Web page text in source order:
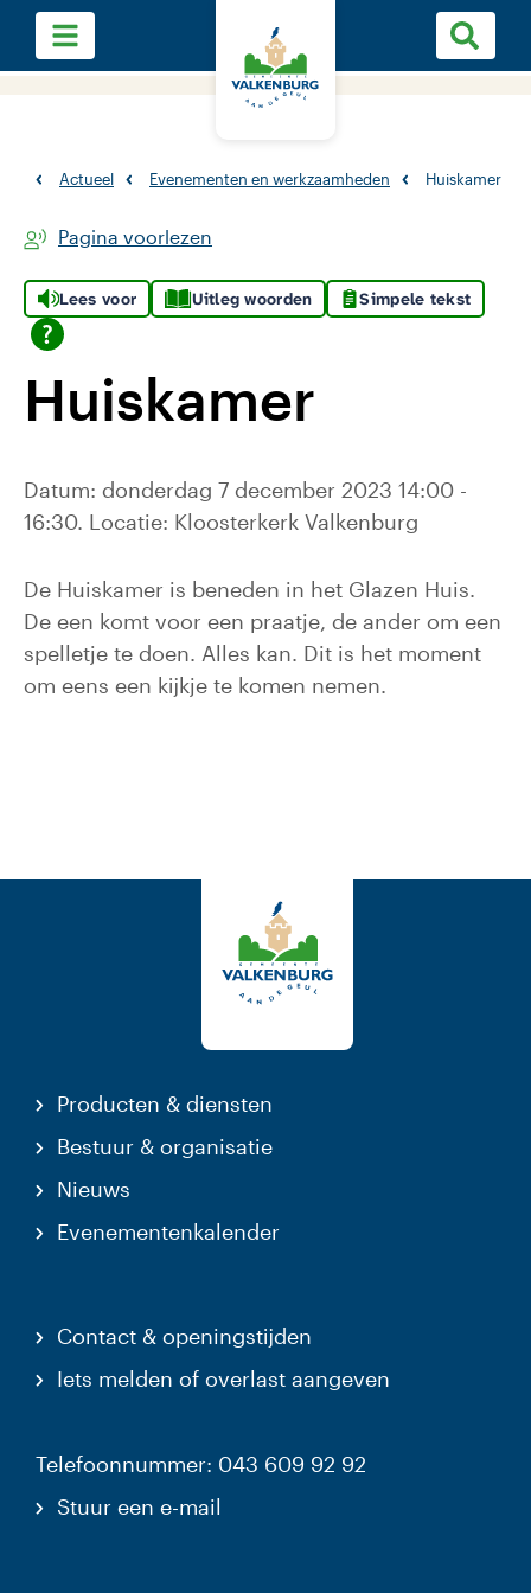
Actueel Evenementen en werkzaamheden Huiskamer
Pagina voorlezen
Lees voor Uitleg woorden Simpele tekst
Huiskamer
Datum: donderdag 7 december 2023 14:00 -
16:30. Locatie: Kloosterkerk Valkenburg
De Huiskamer is beneden in het Glazen Huis.
De een komt voor een praatje, de ander om een
spelletje te doen. Alles kan. Dit is het moment
om eens een kijkje te komen nemen.
Producten & diensten
Bestuur & organisatie
Nieuws
Evenementenkalender
Contact & openingstijden
Iets melden of overlast aangeven
Telefoonnummer: 043 609 92 92
Stuur een e-mail